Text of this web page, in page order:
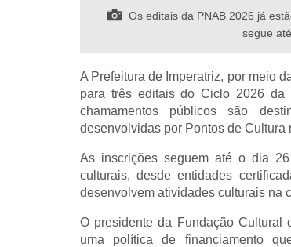
Os editais da PNAB 2026 já
segue
A Prefeitura de Imperatriz, por meio
para três editais do Ciclo 2026 da
chamamentos públicos são
desenvolvidas por Pontos de Cultura
As inscrições seguem até o dia
culturais, desde entidades
desenvolvem atividades culturais na
O presidente da Fundação Cultural
uma política de financiamento